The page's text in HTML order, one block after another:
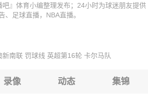
【NBA】 西班牙VS奥地利
NBA】 西班牙VS奥地利
』体育小编整理发布；24小时为球迷朋友提供
、足球直播，NBA直播。
新南联 罚球线 英超第16轮 卡尔马队
录像 动态 集锦